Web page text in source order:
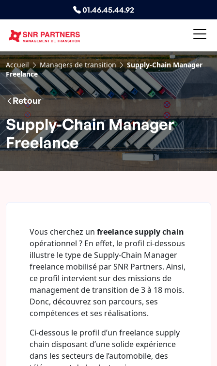
01.46.45.44.92
Accueil Managers de transition
Supply-Chain Manager
Freelance
Retour
Supply-Chain Manager
Freelance
Vous cherchez un freelance supply chain
opérationnel ? En effet, le profil ci-dessous
illustre le type de Supply-Chain Manager
freelance mobilisé par SNR Partners. Ainsi,
ce profil intervient sur des missions de
management de transition de 3 à 18 mois.
Donc, découvrez son parcours, ses
compétences et ses réalisations.
Ci-dessous le profil d’un freelance supply
chain disposant d’une solide expérience
dans les secteurs de l’automobile, des